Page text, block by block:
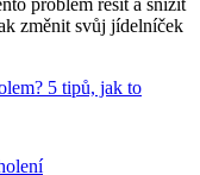
změnit svůj jídelníček
5 tipů, jak to